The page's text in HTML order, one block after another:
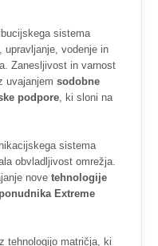
sistema
upravljanje, vodenje in
Zanesljivost in varnost
uvajanjem sodobne
podpore , ki sloni na
sistema
obvladljivost omrežja.
nove tehnologije
Extreme
tehnologijo matričja, ki